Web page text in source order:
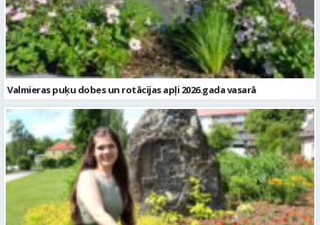
Valmieras puķu dobes un rotācijas apļi 2026.gada vasarā